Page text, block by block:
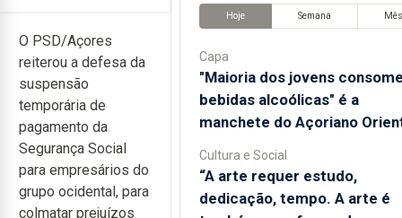
O PSD/Açores
reiterou a defesa da
suspensão
temporária de
pagamento da
Segurança Social
para empresários do
grupo ocidental, para
colmatar prejuízos
Hoje Semana
Capa
"Maioria dos jovens
bebidas alcoólicas" é a
manchete do Açoriano
Cultura e Social
“A arte requer estudo,
dedicação, tempo. A arte é